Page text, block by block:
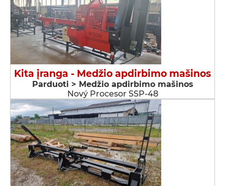
Kita įranga - Medžio apdirbimo mašinos
Parduoti > Medžio apdirbimo mašinos
Nový Procesor SSP-48